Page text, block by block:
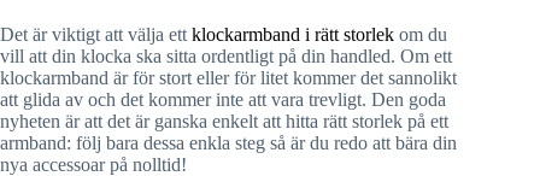
Det är viktigt att välja ett klockarmband i rätt storlek om du
vill att din klocka ska sitta ordentligt på din handled. Om ett
klockarmband är för stort eller för litet kommer det sannolikt
att glida av och det kommer inte att vara trevligt. Den goda
nyheten är att det är ganska enkelt att hitta rätt storlek på ett
armband: följ bara dessa enkla steg så är du redo att bära din
nya accessoar på nolltid!